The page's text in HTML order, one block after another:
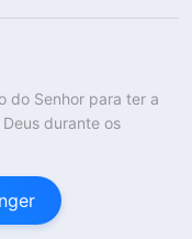
do Senhor para ter a
durante os